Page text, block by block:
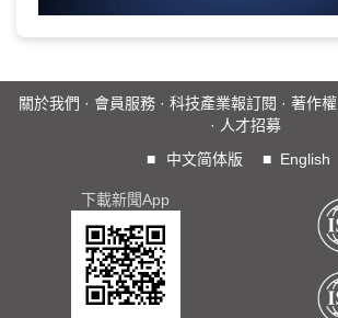
關於我們 · 會員服務· 科技產業報訂閱 · 著作權
· 人才招募
■
中文简体版 ■ English
下載新聞App